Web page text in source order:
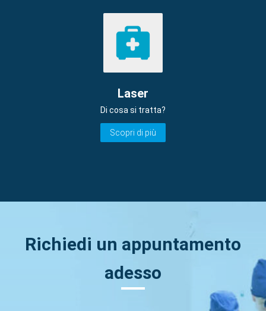
Laser
Di cosa si tratta?
Scopri di più
Richiedi un appuntamento
adesso